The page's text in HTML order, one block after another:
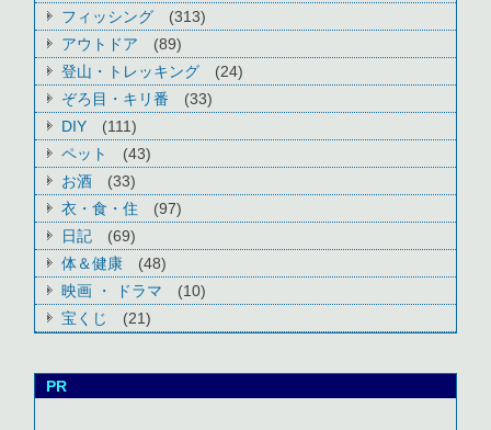
フィッシング
(313)
アウトドア
(89)
登山・トレッキング
(24)
ぞろ目・キリ番
(33)
DIY
(111)
ペット
(43)
お酒
(33)
衣・食・住
(97)
日記
(69)
体＆健康
(48)
映画 ・ ドラマ
(10)
宝くじ
(21)
PR